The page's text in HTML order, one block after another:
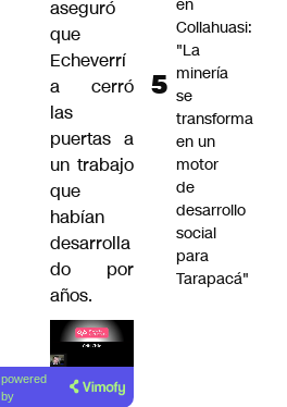
aseguró
que
Echeverrí
a cerró
las
puertas a
un trabajo
que
habían
desarrolla
do por
años.
Lea el
artículo
powered
by
en
Collahuasi:
"La
minería
se
transforma
en un
motor
de
desarrollo
social
para
Tarapacá"